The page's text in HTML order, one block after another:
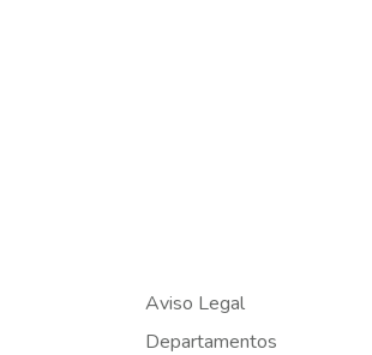
Aviso Legal
Departamentos